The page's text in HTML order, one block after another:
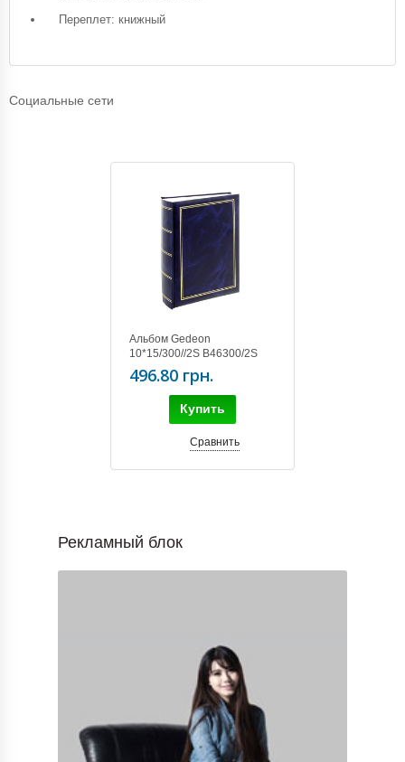
Переплет: книжный
Социальные сети
Альбом Gedeon
10*15/300//2S B46300/2S
CLASSIC BLUE
496.80 грн.
Купить
Сравнить
Рекламный блок